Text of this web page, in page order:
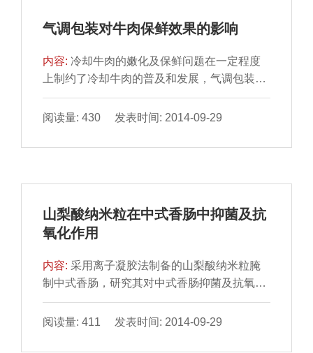
气调包装对牛肉保鲜效果的影响
内容:冷却牛肉的嫩化及保鲜问题在一定程度
上制约了冷却牛肉的普及和发展，气调包装是
一种通过调节和控制 食品所处环境中气体组成
的保鲜方法，并...
阅读量: 430 发表时间: 2014-09-29
山梨酸纳米粒在中式香肠中抑菌及抗
氧化作用
内容:采用离子凝胶法制备的山梨酸纳米粒腌
制中式香肠，研究其对中式香肠抑菌及抗氧化
性能的影响。在中 式香肠自然风干20 d后，定
期检测各处理...
阅读量: 411 发表时间: 2014-09-29